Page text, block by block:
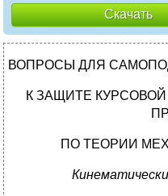
Скачать
ВОПРОСЫ ДЛЯ
К ЗАЩИТЕ
ПО ТЕОРИИ